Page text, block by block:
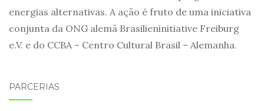
energias alternativas. A ação é fruto de uma iniciativa
conjunta da ONG alemã Brasilieninitiative Freiburg
e.V. e do CCBA – Centro Cultural Brasil – Alemanha.
PARCERIAS